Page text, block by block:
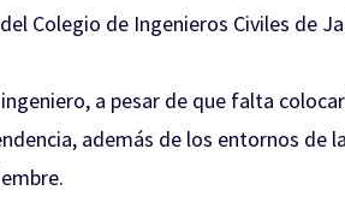
Colegio de Ingenieros Civiles de
a pesar de que falta
además de los entornos de